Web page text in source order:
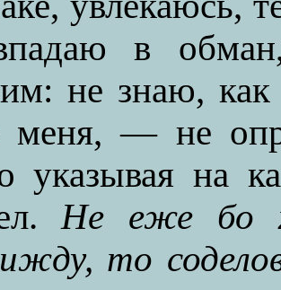
в
не знаю,
меня, — не
указывая на
Не еже бо
то